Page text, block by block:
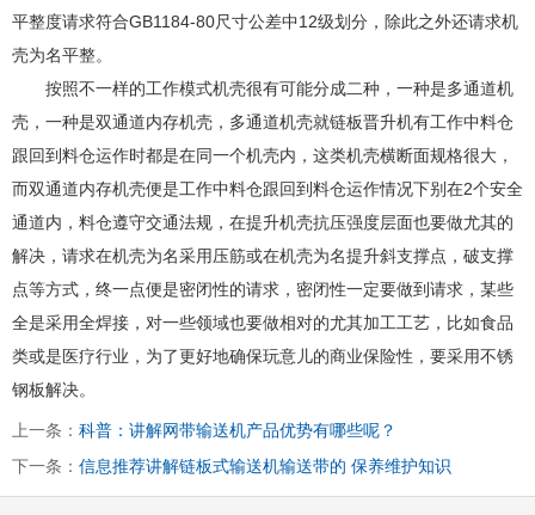
平整度请求符合GB1184-80尺寸公差中12级划分，除此之外还请求机
壳为名平整。
按照不一样的工作模式机壳很有可能分成二种，一种是多通道机
壳，一种是双通道内存机壳，多通道机壳就链板晋升机有工作中料仓
跟回到料仓运作时都是在同一个机壳内，这类机壳横断面规格很大，
而双通道内存机壳便是工作中料仓跟回到料仓运作情况下别在2个安全
通道内，料仓遵守交通法规，在提升机壳抗压强度层面也要做尤其的
解决，请求在机壳为名采用压筋或在机壳为名提升斜支撑点，破支撑
点等方式，终一点便是密闭性的请求，密闭性一定要做到请求，某些
全是采用全焊接，对一些领域也要做相对的尤其加工工艺，比如食品
类或是医疗行业，为了更好地确保玩意儿的商业保险性，要采用不锈
钢板解决。
上一条： 科普：讲解网带输送机产品优势有哪些呢？
下一条： 信息推荐讲解链板式输送机输送带的 保养维护知识